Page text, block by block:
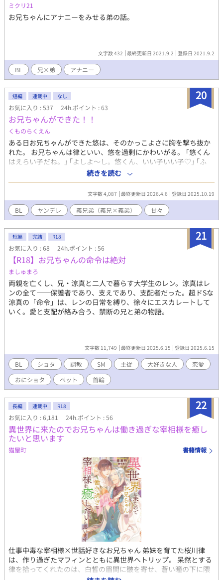
ミクリ21
お兄ちゃんにアナニーをみせる弟の話。
文字数 432 最終更新日 2021.9.2 登録日 2021.9.2
BL 兄×弟 アナニー
20
短編 連載中 なし
お気に入り : 537 24h.ポイント : 63
お兄ちゃんができた！！
くものらくえん
ある日お兄ちゃんができた悠は、そのかっこよさに胸を撃ち抜か
れた。 お兄ちゃんは律といい、悠を過剰にかわいがる。 ｢悠くん
はえらい子だね。｣ ｢よしよ〜し。悠くん、いい子いい子♡｣ ｢ふ
ふ、かわいいね。｣ 律のお兄ちゃんな甘さに逃げたり、逃げられ
なかったりするあまあま義兄弟ラブコメ♡ ｢お兄ちゃん以外、見
ないでね…♡｣ ヤンデレ一途兄 律×人見知り純粋弟 悠の純愛ヤン
デレラブ。
続きを読む
文字数 4,087 最終更新日 2026.4.6 登録日 2025.10.19
BL ヤンデレ 義兄弟（義兄×義弟） 甘々
21
短編 完結 R18
お気に入り : 68 24h.ポイント : 56
【R18】お兄ちゃんの命令は絶対
ましゅまろ
両親を亡くし、兄・涼真と二人で暮らす大学生のレン。涼真はレ
ンの全て――保護者であり、支えであり、支配者だった。超ドSな
涼真の「命令」は、レンの日常を縛り、徐々にエスカレートして
いく。愛と支配が絡み合う、禁断の兄と弟の物語。
文字数 11,749 最終更新日 2025.6.15 登録日 2025.6.15
BL ショタ 調教 SM 主従 大好きな人
恋愛
おにショタ
ペット 首輪
22
長編 連載中 R18
お気に入り : 6,181 24h.ポイント : 56
異世界に来たのでお兄ちゃんは働き過ぎな宰相様を癒し
たいと思います
猫屋町 書籍情報
仕事中毒な宰相様×世話好きなお兄ちゃん 弟妹を育てた桜川律
は、作り過ぎたマフィンとともに異世界へトリップ。 呆然とする
律を拾ってくれたのは、白皙の眉間に皺を寄せ、蒼い瞳の下に隈